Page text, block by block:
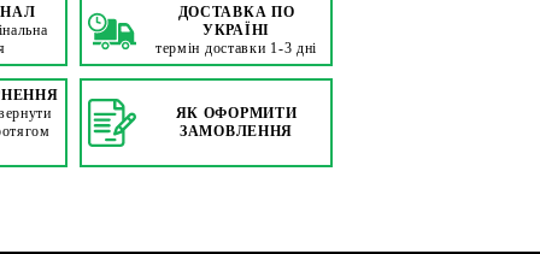
ДОСТАВКА ПО
УКРАЇНІ
термін доставки 1-3 дні
ЯК ОФОРМИТИ
ЗАМОВЛЕННЯ